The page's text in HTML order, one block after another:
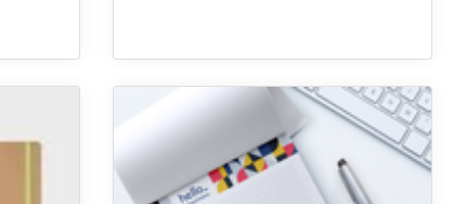
Ontdek meer Standaard notitieblokken